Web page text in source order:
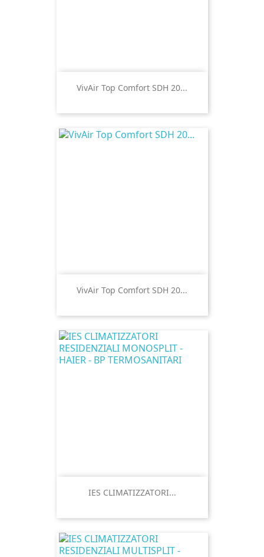
VivAir Top Comfort SDH 20...
VivAir Top Comfort SDH 20...
IES CLIMATIZZATORI...